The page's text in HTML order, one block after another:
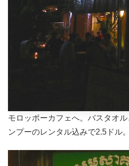
モロッポーカフェへ。バスタオ
ンプーのレンタル込みで2.5ドル。